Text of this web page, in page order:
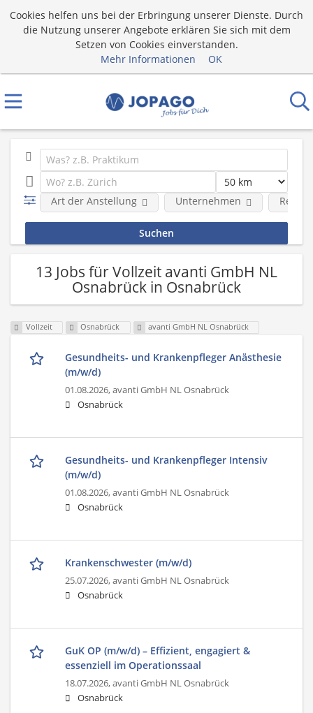
Cookies helfen uns bei der Erbringung unserer Dienste. Durch
die Nutzung unserer Angebote erklären Sie sich mit dem
Setzen von Cookies einverstanden.
Mehr Informationen
OK
Art der Anstellung Unternehmen Region
13 Jobs für Vollzeit avanti GmbH NL
Osnabrück in Osnabrück
Vollzeit Osnabrück avanti GmbH NL Osnabrück
Gesundheits- und Krankenpfleger Anästhesie
(m/w/d)
01.08.2026,avanti GmbH NL Osnabrück
Osnabrück
Gesundheits- und Krankenpfleger Intensiv
(m/w/d)
01.08.2026,avanti GmbH NL Osnabrück
Osnabrück
Krankenschwester (m/w/d)
25.07.2026,avanti GmbH NL Osnabrück
Osnabrück
GuK OP (m/w/d) – Effizient, engagiert &
essenziell im Operationssaal
18.07.2026,avanti GmbH NL Osnabrück
Osnabrück